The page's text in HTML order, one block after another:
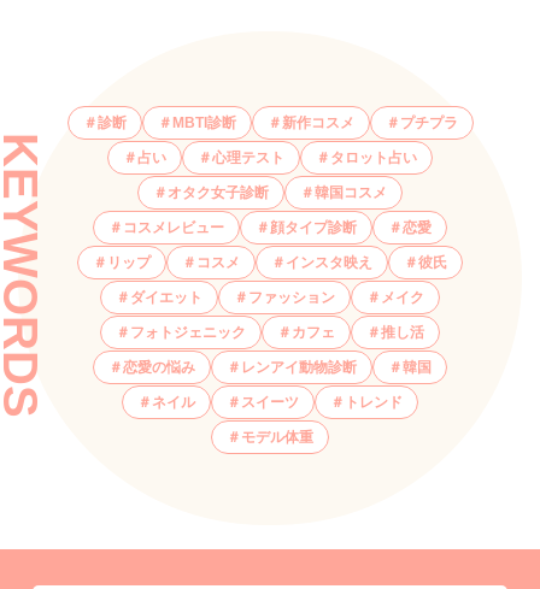
診断 MBTI診断 新作コスメ プチプラ
占い 心理テスト タロット占い
オタク女子診断 韓国コスメ
コスメレビュー 顔タイプ診断 恋愛
リップ コスメ インスタ映え 彼氏
ダイエット ファッション メイク
フォトジェニック カフェ 推し活
恋愛の悩み レンアイ動物診断 韓国
ネイル スイーツ トレンド
モデル体重